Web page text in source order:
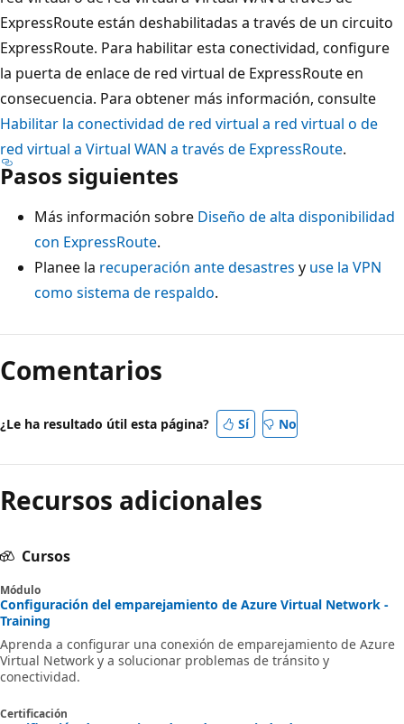
ExpressRoute están deshabilitadas a través de un circuito
ExpressRoute. Para habilitar esta conectividad, configure
la puerta de enlace de red virtual de ExpressRoute en
consecuencia. Para obtener más información, consulte
Habilitar la conectividad de red virtual a red virtual o de
red virtual a Virtual WAN a través de ExpressRoute.
Pasos siguientes
Más información sobre Diseño de alta disponibilidad
con ExpressRoute.
Planee la recuperación ante desastres y use la VPN
como sistema de respaldo.
Modo
de
lectura
Comentarios
¿Le ha resultado útil esta página? Sí No
Recursos adicionales
Cursos
Módulo
Configuración del emparejamiento de Azure Virtual Network -
Training
Aprenda a configurar una conexión de emparejamiento de Azure
Virtual Network y a solucionar problemas de tránsito y
conectividad.
Certificación